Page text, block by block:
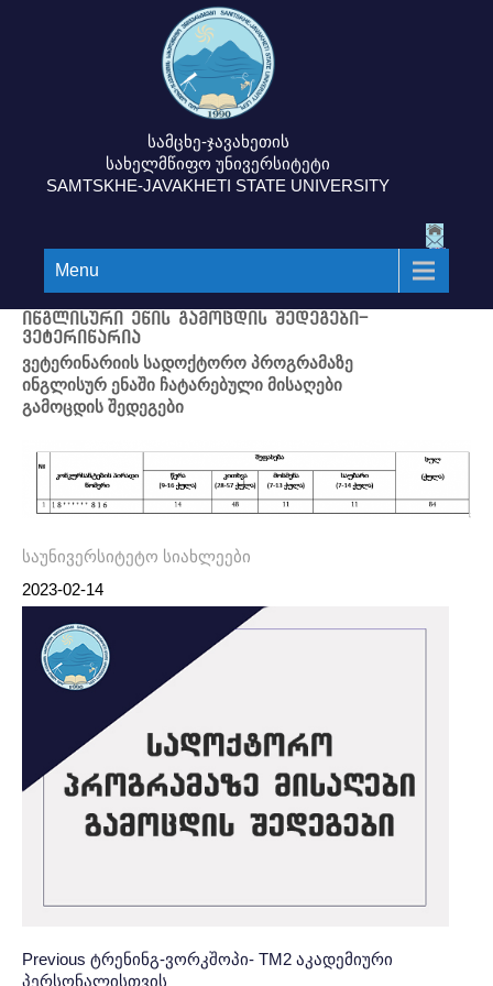
სამცხე-ჯავახეთის
სახელმწიფო უნივერსიტეტი
SAMTSKHE-JAVAKHETI STATE UNIVERSITY
Menu
ინგლისური ენის გამოცდის შედეგები-
ვეტერინარია
ვეტერინარიის სადოქტორო პროგრამაზე
ინგლისურ ენაში ჩატარებული მისაღები
გამოცდის შედეგები
საუნივერსიტეტო სიახლეები
2023-02-14
Post
პოსტის
Previous Previous
Post:
ტრენინგ-ვორკშოპი- TM2 აკადემიური
პერსონალისთვის